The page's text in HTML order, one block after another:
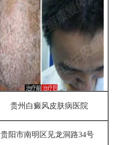
贵州白癜风皮肤病医院
贵阳市南明区见龙洞路34号